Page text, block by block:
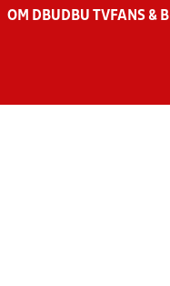
OM DBU DBU TV FANS &